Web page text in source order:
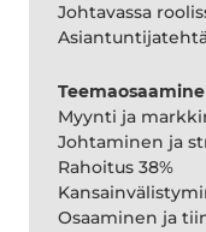
Johtavassa
Myynti ja
Johtaminen ja
Rahoitus 38%
Osaaminen ja